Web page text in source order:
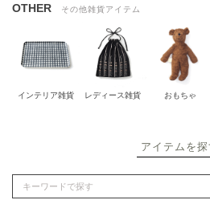
OTHER その他雑貨アイテム
インテリア雑貨 レディース雑貨 おもちゃ
アイテムを探